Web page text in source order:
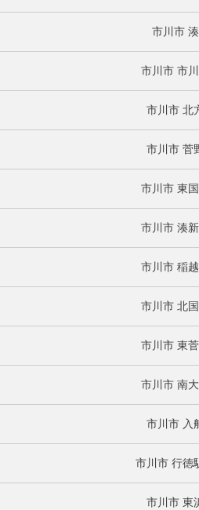
市川市 湊
市川市 市
市川市 北
市川市 菅
市川市 東
市川市 湊新
市川市 稲
市川市 北
市川市 東
市川市 南
市川市 入
市川市 行徳
市川市 東